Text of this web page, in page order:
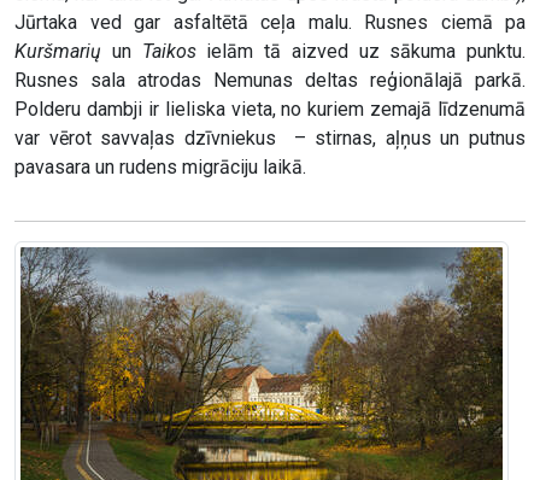
Jūrtaka ved gar asfaltētā ceļa malu. Rusnes ciemā pa
Kuršmarių un Taikosielām tā aizved uz sākuma punktu.
Rusnes sala atrodas Nemunas deltas reģionālajā parkā.
Polderu dambji ir lieliska vieta, no kuriem zemajā līdzenumā
var vērot savvaļas dzīvniekus – stirnas, aļņus un putnus
pavasara un rudens migrāciju laikā.